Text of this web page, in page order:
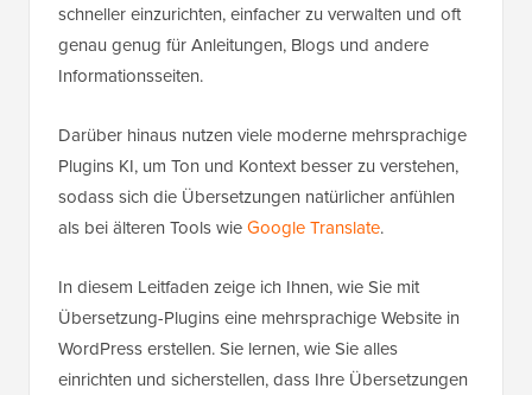
schneller einzurichten, einfacher zu verwalten und oft
genau genug für Anleitungen, Blogs und andere
Informationsseiten.
Darüber hinaus nutzen viele moderne mehrsprachige
Plugins KI, um Ton und Kontext besser zu verstehen,
sodass sich die Übersetzungen natürlicher anfühlen
als bei älteren Tools wieGoogle Translate.
In diesem Leitfaden zeige ich Ihnen, wie Sie mit
Übersetzung-Plugins eine mehrsprachige Website in
WordPress erstellen. Sie lernen, wie Sie alles
einrichten und sicherstellen, dass Ihre Übersetzungen